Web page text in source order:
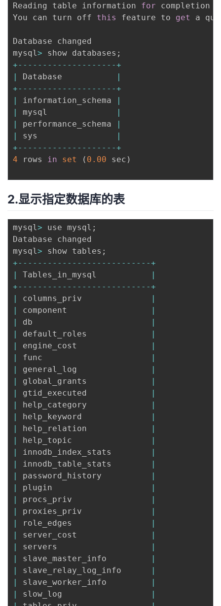
Reading table information for completion
You can turn off this feature to get a
Database changed
mysql > show databases ;
+-- -- -- -- -- -- -- -- -- --+
|
Database
|
+-- -- -- -- -- -- -- -- -- --+
|
information_schema
|
|
mysql
|
|
performance_schema
|
|
sys
|
+-- -- -- -- -- -- -- -- -- --+
4 rows in set ( 0.00 sec )
2.显示指定数据库的表
mysql > use mysql ;
Database changed
mysql > show tables ;
+-- -- -- -- -- -- -- -- -- -- -- -- -- -+
|
Tables_in_mysql
|
+-- -- -- -- -- -- -- -- -- -- -- -- -- -+
|
columns_priv
|
|
component
|
|
db
|
|
default_roles
|
|
engine_cost
|
|
func
|
|
general_log
|
|
global_grants
|
|
gtid_executed
|
|
help_category
|
|
help_keyword
|
|
help_relation
|
|
help_topic
|
|
innodb_index_stats
|
|
innodb_table_stats
|
|
password_history
|
|
plugin
|
|
procs_priv
|
|
proxies_priv
|
|
role_edges
|
|
server_cost
|
|
servers
|
|
slave_master_info
|
|
slave_relay_log_info
|
|
slave_worker_info
|
|
slow_log
|